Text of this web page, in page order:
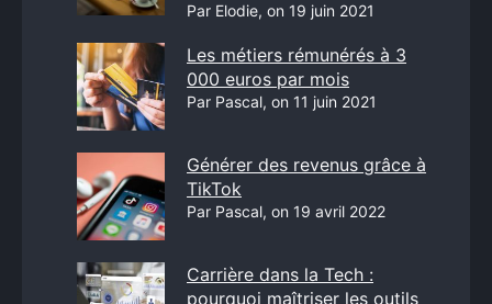
Par Elodie, on 19 juin 2021
Les métiers rémunérés à 3
000 euros par mois
Par Pascal, on 11 juin 2021
Générer des revenus grâce à
TikTok
Par Pascal, on 19 avril 2022
Carrière dans la Tech :
pourquoi maîtriser les outils